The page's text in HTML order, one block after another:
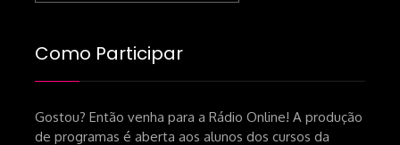
Como Participar
Gostou? Então venha para a Rádio Online! A produção
de programas é aberta aos alunos dos cursos da